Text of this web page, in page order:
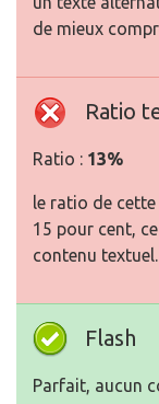
de mieux
Ratio
Ratio : 13%
le ratio de
15 pour cent,
contenu textuel.
Flash
Parfait, aucun